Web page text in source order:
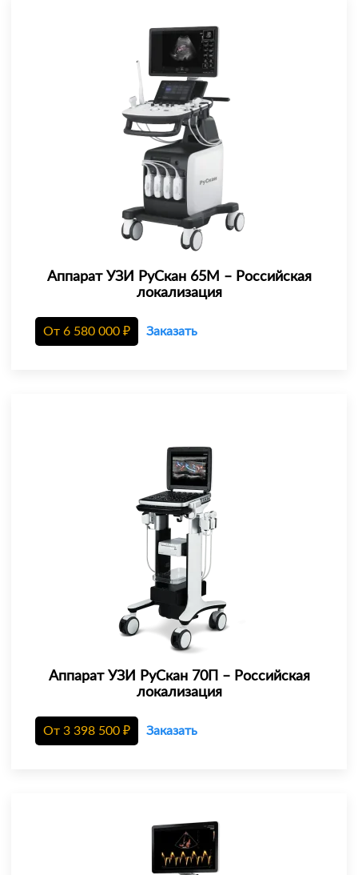
Аппарат УЗИ РуСкан 65М – Российская
локализация
От 6 580 000 ₽ Заказать
Аппарат УЗИ РуСкан 70П – Российская
локализация
От 3 398 500 ₽ Заказать